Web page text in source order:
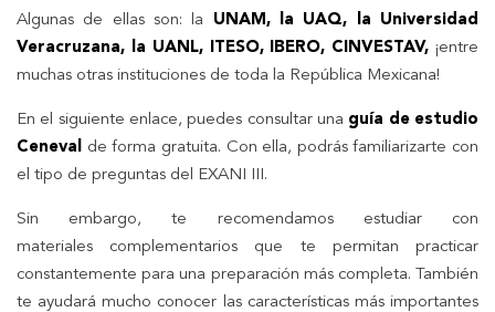
Algunas de ellas son: la UNAM, la UAQ, la Universidad
Veracruzana, la UANL, ITESO, IBERO, CINVESTAV, ¡entre
muchas otras instituciones de toda la República Mexicana!
En el siguiente enlace, puedes consultar una guía de estudio
Ceneval
de forma gratuita. Con ella, podrás familiarizarte con
el tipo de preguntas del EXANI III.
Sin embargo, te recomendamos estudiar con
materiales complementarios que te permitan practicar
constantemente para una preparación más completa. También
te ayudará mucho conocer las características más importantes